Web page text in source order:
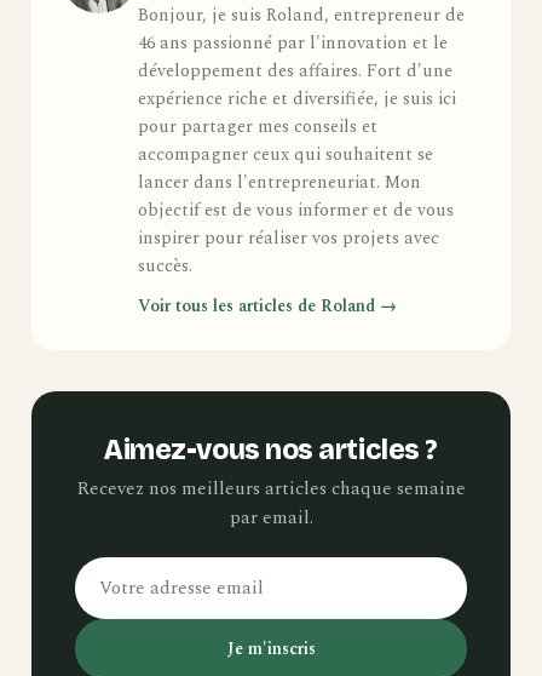
Bonjour, je suis Roland, entrepreneur de
46 ans passionné par l'innovation et le
développement des affaires. Fort d'une
expérience riche et diversifiée, je suis ici
pour partager mes conseils et
accompagner ceux qui souhaitent se
lancer dans l'entrepreneuriat. Mon
objectif est de vous informer et de vous
inspirer pour réaliser vos projets avec
succès.
Voir tous les articles de Roland →
Aimez-vous nos articles ?
Recevez nos meilleurs articles chaque semaine
par email.
Je m'inscris